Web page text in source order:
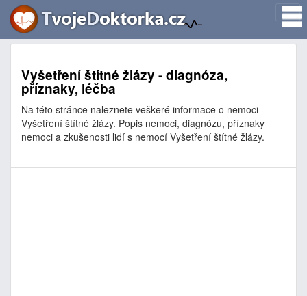
Vyšetření štítné žlázy - diagnóza,
příznaky, léčba
Na této stránce naleznete veškeré informace o nemoci
Vyšetření štítné žlázy. Popis nemoci, diagnózu, příznaky
nemoci a zkušenosti lidí s nemocí Vyšetření štítné žlázy.